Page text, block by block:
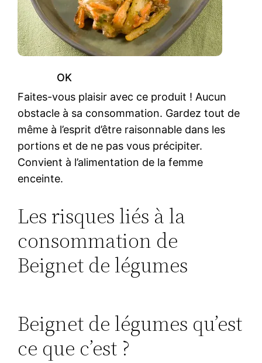
OK
Faites-vous plaisir avec ce produit ! Aucun
obstacle à sa consommation. Gardez tout de
même à l’esprit d’être raisonnable dans les
portions et de ne pas vous précipiter.
Convient à l’alimentation de la femme
enceinte.
Les risques liés à la
consommation de
Beignet de légumes
Beignet de légumes qu’est
ce que c’est ?